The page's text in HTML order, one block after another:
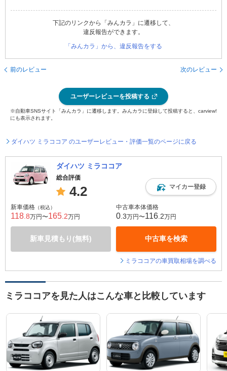
下記のリンクから「みんカラ」に遷移して、
違反報告ができます。
「みんカラ」から、違反報告をする
前のレビュー 次のレビュー
ユーザーレビューを投稿する
※自動車SNSサイト「みんカラ」に遷移します。みんカラに登録して投稿すると、carview!
にも表示されます。
ダイハツ ミラココア のユーザーレビュー・評価一覧のページに戻る
ダイハツ ミラココア
総合評価
4.2 マイカー登録
新車価格 （税込）
118 .8万円〜165 .2万円
新車見積もり(無料)
中古車本体価格
0 .3万円〜116 .2万円
中古車を検索
ミラココアの車買取相場を調べる
ミラココアを見た人はこんな車と比較しています